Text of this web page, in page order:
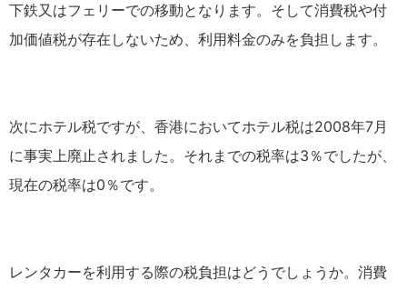
下鉄又はフェリーでの移動となります。そして消費税や付
加価値税が存在しないため、利用料金のみを負担します。
次にホテル税ですが、香港においてホテル税は2008年7月
に事実上廃止されました。それまでの税率は3％でしたが、
現在の税率は0％です。
レンタカーを利用する際の税負担はどうでしょうか。消費